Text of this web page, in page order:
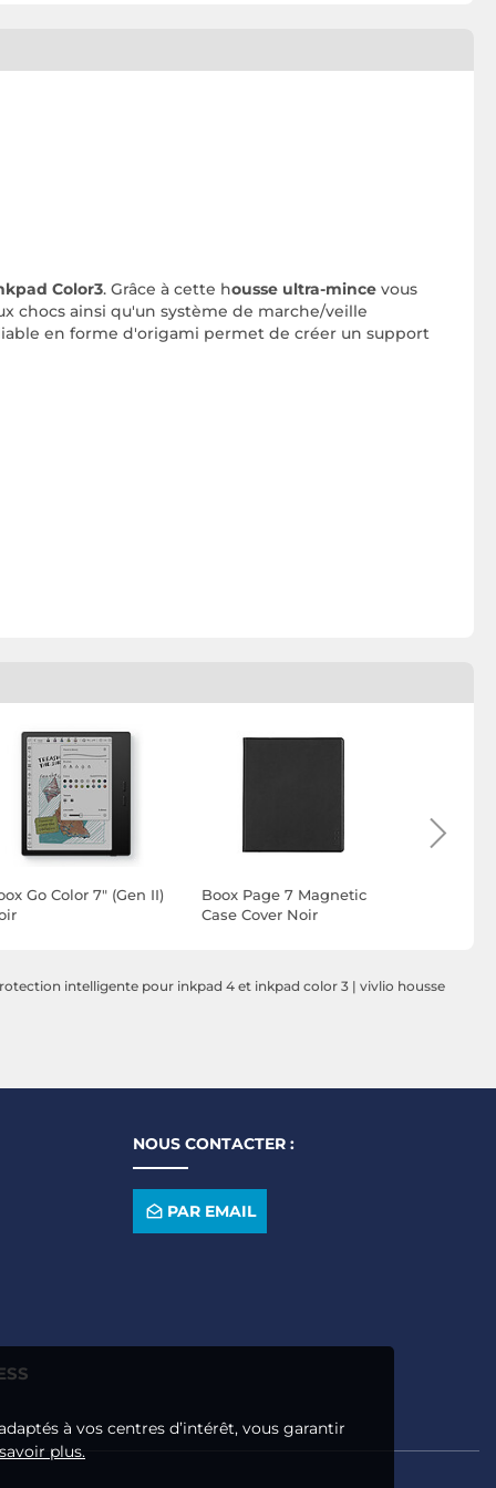
à vos centres d’intérêt, vous garantir
plus.
Color3. Grâce à cette housse ultra-mince vous
chocs ainsi qu'un système de marche/veille
en forme d'origami permet de créer un support
Go Color 7" (Gen II)
Boox Page 7 Magnetic
Case Cover Noir
intelligente pour inkpad 4 et inkpad color 3 | vivlio housse
NOUS CONTACTER :
PAR EMAIL